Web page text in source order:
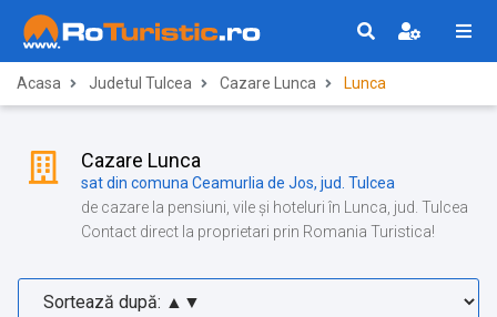
Acasa Judetul Tulcea Cazare Lunca Lunca
Cazare Lunca
sat din comuna Ceamurlia de Jos, jud. Tulcea
de cazare la pensiuni, vile și hoteluri în Lunca, jud. Tulcea
Contact direct la proprietari prin Romania Turistica!